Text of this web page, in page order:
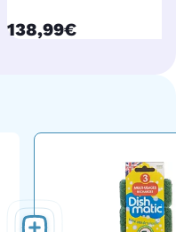
currentPrice
138,99€